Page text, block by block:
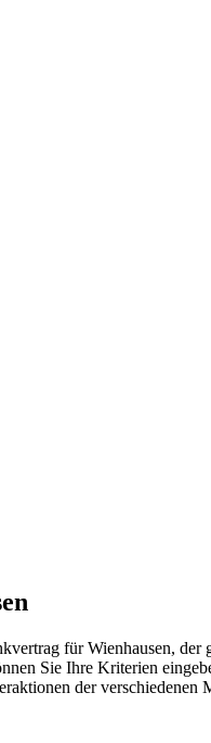
für Wienhausen,
Sie Ihre Kriterien
der